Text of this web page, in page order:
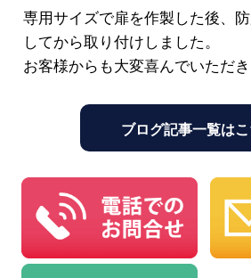
専用サイズで扉を作製した後、
してから取り付けしました。
お客様からも大変喜んでいただき
ブログ記事一覧はこ